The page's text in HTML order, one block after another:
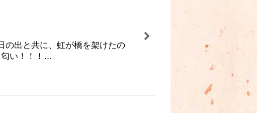
の出と共に、虹が橋を架けたの
匂い！！！…